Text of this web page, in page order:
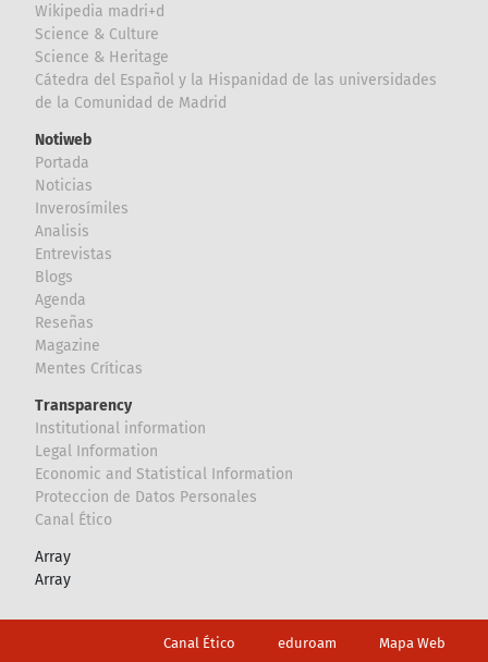
Wikipedia madri+d
Science & Culture
Science & Heritage
Cátedra del Español y la Hispanidad de las universidades
de la Comunidad de Madrid
Notiweb
Portada
Noticias
Inverosímiles
Analisis
Entrevistas
Blogs
Agenda
Reseñas
Magazine
Mentes Críticas
Transparency
Institutional information
Legal Information
Economic and Statistical Information
Proteccion de Datos Personales
Canal Ético
Array
Array
Canal Ético eduroam Mapa Web